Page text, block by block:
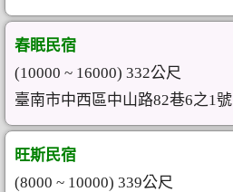
春眠民宿
(10000 ~ 16000) 332公尺
臺南市中西區中山路82巷6之1號
旺斯民宿
(8000 ~ 10000) 339公尺